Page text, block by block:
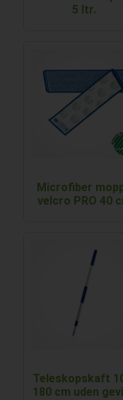
5 ltr.
Microfiber
velcro PRO 40
Teleskopskaft
180 cm uden